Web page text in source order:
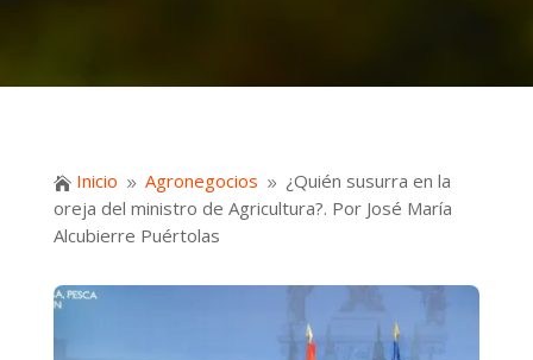
 Inicio 9 Agronegocios 9 ¿Quién susurra en la
oreja del ministro de Agricultura?. Por José María
Alcubierre Puértolas